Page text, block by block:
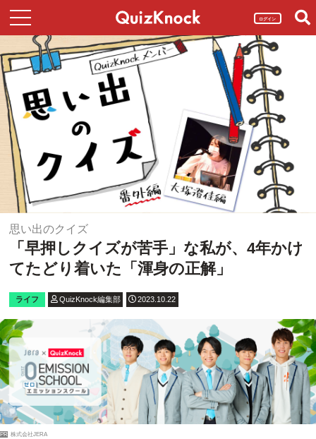
ログイン
思い出のクイズ
「早押しクイズが苦手」な私が、4年かけ
てたどり着いた「渾身の正解」
ライフ QuizKnock編集部 2023.10.22
PR 株式会社JERA